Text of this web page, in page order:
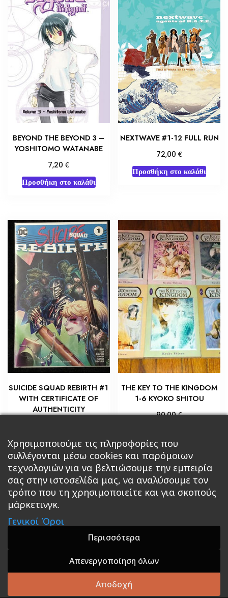
BEYOND THE BEYOND 3 –
YOSHITOMO WATANABE
7,20€
Προσθήκη στο καλάθι
NEXTWAVE #1-12 FULL RUN
72,00€
Προσθήκη στο καλάθι
SUICIDE SQUAD REBIRTH #1
WITH CERTIFICATE OF
AUTHENTICITY
Προσθήκη στο καλάθι
THE KEY TO THE KINGDOM
1-6 KYOKO SHITOU
90,00€
Κεντρική Βιβλία
Roleplaying Games Ψυχαγωγία Εκδόσεις Βάρδος
Σε Προσφορά
A theme by GradientThemes - A theme by Gradient
Themes
Χρησιμοποιούμε τις πληροφορίες που
συλλέγονται μέσω cookies και παρόμοιων
τεχνολογιών για να βελτιώσουμε την εμπειρία
σας στην ιστοσελίδα μας, να αναλύσουμε τον
τρόπο που τη χρησιμοποιείτε και για σκοπούς
μάρκετινγκ.
Γενικοί Όροι
Περισσότερα
Απενεργοποίηση όλων
Αποδοχή